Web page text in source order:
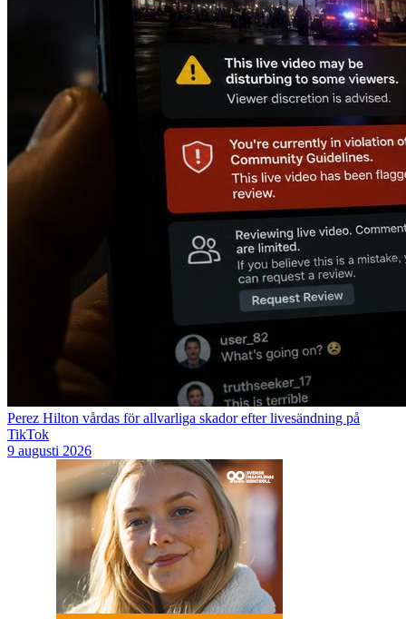
Perez Hilton vårdas för allvarliga skador efter livesändning på
TikTok
9 augusti 2026